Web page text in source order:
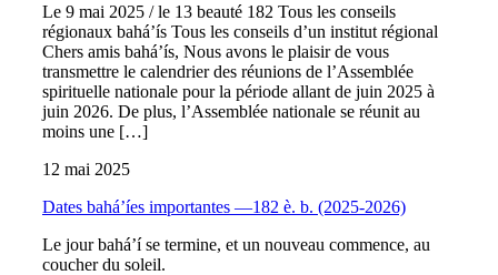
Le 9 mai 2025 / le 13 beauté 182 Tous les conseils
régionaux bahá’ís Tous les conseils d’un institut régional
Chers amis bahá’ís, Nous avons le plaisir de vous
transmettre le calendrier des réunions de l’Assemblée
spirituelle nationale pour la période allant de juin 2025 à
juin 2026. De plus, l’Assemblée nationale se réunit au
moins une […]
12 mai 2025
Dates bahá’íes importantes —182 è. b. (2025-2026)
Le jour bahá’í se termine, et un nouveau commence, au
coucher du soleil.